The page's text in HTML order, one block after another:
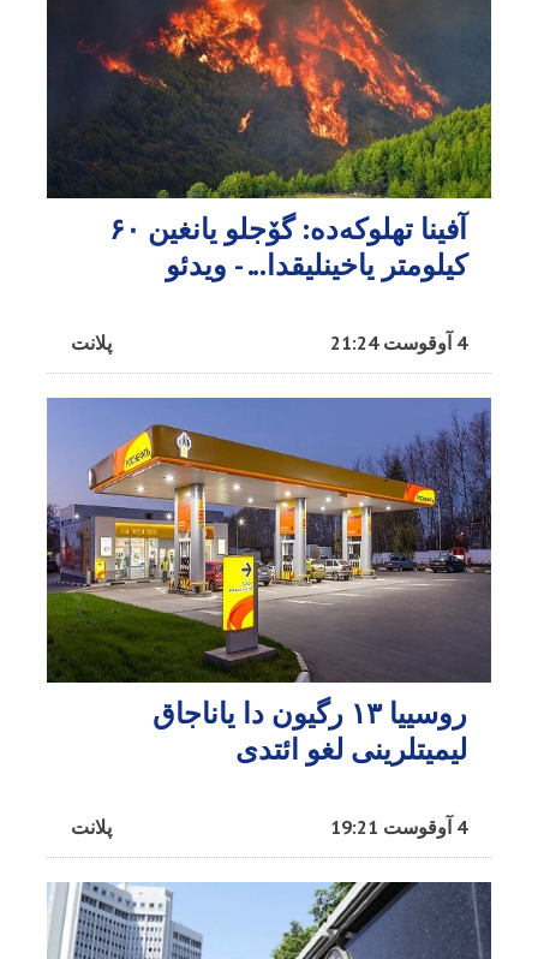
آفینا تهلوکه‌ده: گۆجلو یانغین ۶۰
کیلومتر یاخینلیقدا... - ویدئو
پلانت 4 آوقوست 21:24
روسییا ۱۳ رگیون دا یاناجاق
لیمیتلرینی لغو ائتدی
پلانت 4 آوقوست 19:21